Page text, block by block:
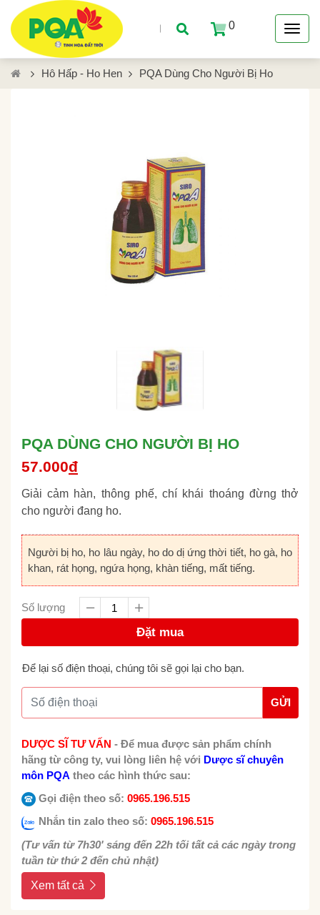
0
Hô Hấp - Ho Hen PQA Dùng Cho Người Bị Ho
PQA DÙNG CHO NGƯỜI BỊ HO
57.000đ
Giải cảm hàn, thông phế, chí khái thoáng đừng thở
cho người đang ho.
Người bị ho, ho lâu ngày, ho do dị ứng thời tiết, ho gà, ho
khan, rát họng, ngứa họng, khàn tiếng, mất tiếng.
Số lượng
Đặt mua
Để lại số điện thoại, chúng tôi sẽ gọi lại cho bạn.
GỬI
DƯỢC SĨ TƯ VẤN - Để mua được sản phẩm chính
hãng từ công ty, vui lòng liên hệ với Dược sĩ chuyên
môn PQA theo các hình thức sau:
Gọi điện theo số: 0965.196.515
Nhắn tin zalo theo số: 0965.196.515
(Tư vấn từ 7h30' sáng đến 22h tối tất cả các ngày trong
tuần từ thứ 2 đến chủ nhật)
Xem tất cả